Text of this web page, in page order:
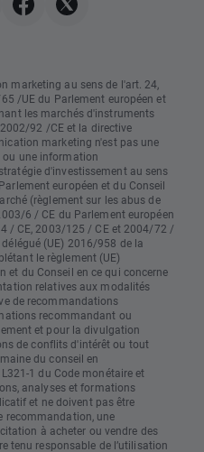
marketing au sens de l'art. 24,
/UE du Parlement européen et
les marchés d'instruments
92 /CE et la directive
marketing n'est pas une
une information
d'investissement au sens
européen et du Conseil
(règlement sur les abus de
6 / CE du Parlement européen
/ CE, 2003/125 / CE et 2004/72 /
(UE) 2016/958 de la
le règlement (UE)
et du Conseil en ce qui concerne
relatives aux modalités
de recommandations
recommandant ou
et pour la divulgation
de conflits d'intérêt ou tout
du conseil en
1 du Code monétaire et
analyses et formations
et ne doivent pas être
recommandation, une
à acheter ou vendre des
tenu responsable de l’utilisation